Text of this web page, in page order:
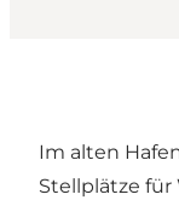
Im alten
Stellplätze